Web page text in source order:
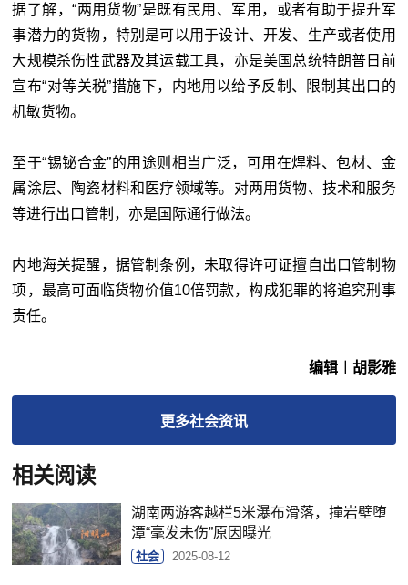
据了解，“两用货物”是既有民用、军用，或者有助于提升军
事潜力的货物，特别是可以用于设计、开发、生产或者使用
大规模杀伤性武器及其运载工具，亦是美国总统特朗普日前
宣布“对等关税”措施下，内地用以给予反制、限制其出口的
机敏货物。
至于“锡铋合金”的用途则相当广泛，可用在焊料、包材、金
属涂层、陶瓷材料和医疗领域等。对两用货物、技术和服务
等进行出口管制，亦是国际通行做法。
内地海关提醒，据管制条例，未取得许可证擅自出口管制物
项，最高可面临货物价值10倍罚款，构成犯罪的将追究刑事
责任。
编辑︱胡影雅
更多社会资讯
相关阅读
湖南两游客越栏5米瀑布滑落，撞岩壁堕
潭“毫发未伤”原因曝光
社会 2025-08-12